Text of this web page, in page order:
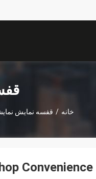
خانه / قفسه نمایش